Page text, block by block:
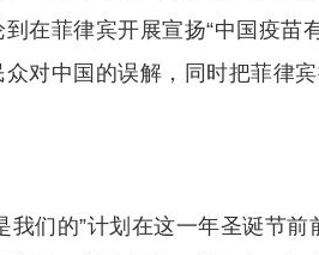
在菲律宾开展宣扬“中国疫苗
对中国的误解，同时把菲律
我们的”计划在这一年圣诞节前